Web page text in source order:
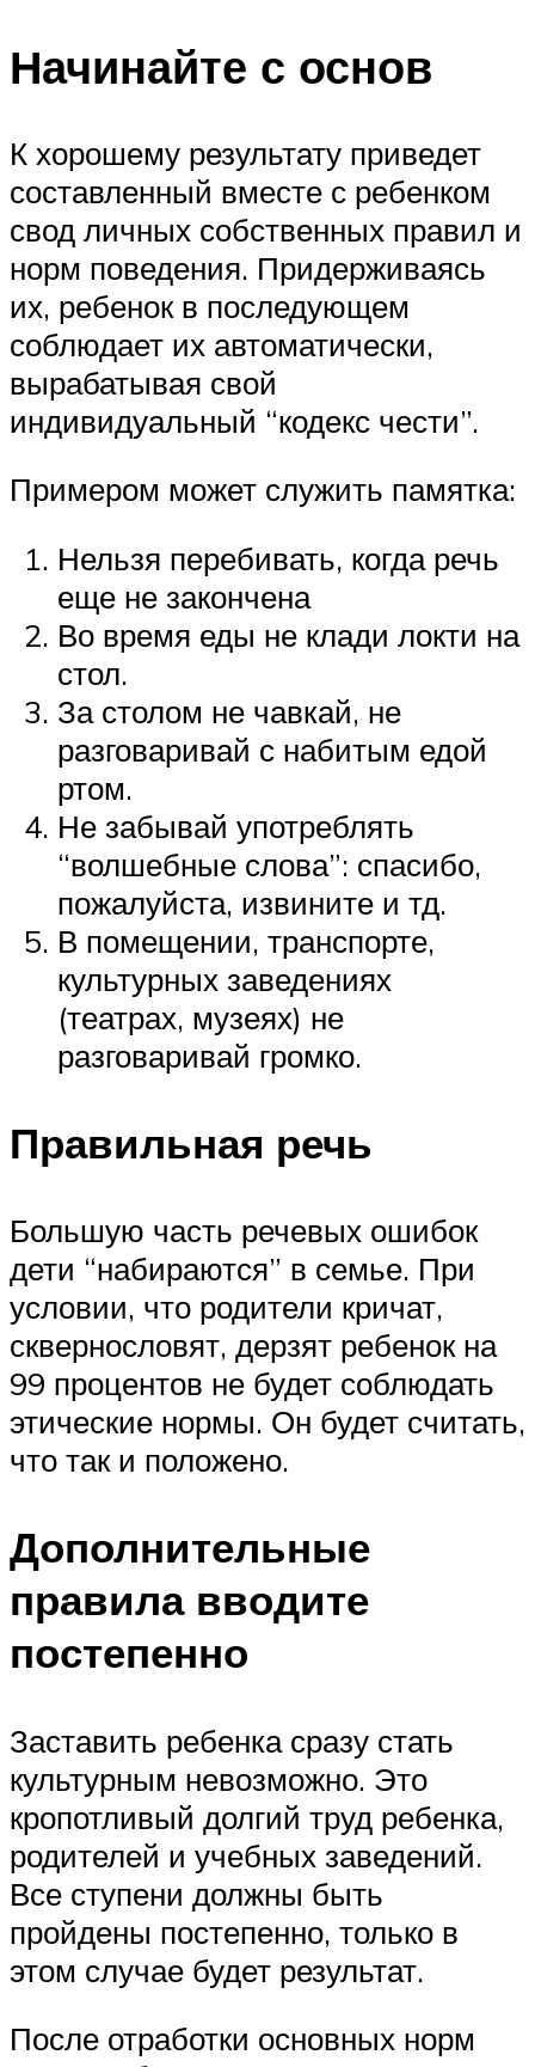
Начинайте с основ
К хорошему результату приведет
составленный вместе с ребенком
свод личных собственных правил и
норм поведения. Придерживаясь
их, ребенок в последующем
соблюдает их автоматически,
вырабатывая свой
индивидуальный “кодекс чести”.
Примером может служить памятка:
Нельзя перебивать, когда речь
еще не закончена
Во время еды не клади локти на
стол.
За столом не чавкай, не
разговаривай с набитым едой
ртом.
Не забывай употреблять
“волшебные слова”: спасибо,
пожалуйста, извините и тд.
В помещении, транспорте,
культурных заведениях
(театрах, музеях) не
разговаривай громко.
Правильная речь
Большую часть речевых ошибок
дети “набираются” в семье. При
условии, что родители кричат,
сквернословят, дерзят ребенок на
99 процентов не будет соблюдать
этические нормы. Он будет считать,
что так и положено.
Дополнительные
правила вводите
постепенно
Заставить ребенка сразу стать
культурным невозможно. Это
кропотливый долгий труд ребенка,
родителей и учебных заведений.
Все ступени должны быть
пройдены постепенно, только в
этом случае будет результат.
После отработки основных норм